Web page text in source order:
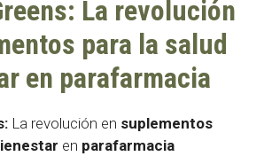
La revolución
para la salud
en parafarmacia
La revolución en suplementos
en parafarmacia